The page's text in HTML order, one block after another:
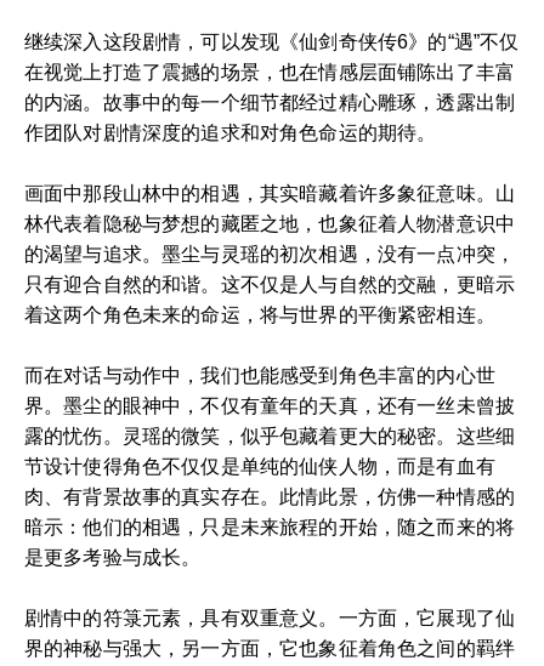
继续深入这段剧情，可以发现《仙剑奇侠传6》的“遇”不仅
在视觉上打造了震撼的场景，也在情感层面铺陈出了丰富
的内涵。故事中的每一个细节都经过精心雕琢，透露出制
作团队对剧情深度的追求和对角色命运的期待。
画面中那段山林中的相遇，其实暗藏着许多象征意味。山
林代表着隐秘与梦想的藏匿之地，也象征着人物潜意识中
的渴望与追求。墨尘与灵瑶的初次相遇，没有一点冲突，
只有迎合自然的和谐。这不仅是人与自然的交融，更暗示
着这两个角色未来的命运，将与世界的平衡紧密相连。
而在对话与动作中，我们也能感受到角色丰富的内心世
界。墨尘的眼神中，不仅有童年的天真，还有一丝未曾披
露的忧伤。灵瑶的微笑，似乎包藏着更大的秘密。这些细
节设计使得角色不仅仅是单纯的仙侠人物，而是有血有
肉、有背景故事的真实存在。此情此景，仿佛一种情感的
暗示：他们的相遇，只是未来旅程的开始，随之而来的将
是更多考验与成长。
剧情中的符箓元素，具有双重意义。一方面，它展现了仙
界的神秘与强大，另一方面，它也象征着角色之间的羁绊